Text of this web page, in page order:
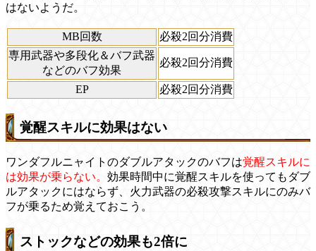
はないようだ。
MB回数
必殺2回分消費
専用武器や多段化＆バフ武器
などのバフ効果
必殺2回分消費
EP 必殺2回分消費
覚醒スキルに効果はない
ワンダフルニャイトのダブルアタックのバフは覚醒スキルに
は効果が乗らない。 効果時間中に覚醒スキルを使ってもダブ
ルアタックにはならず、火力武器の必殺攻撃スキルにのみバ
フが乗るため覚えておこう。
ストックなどの効果も2倍に